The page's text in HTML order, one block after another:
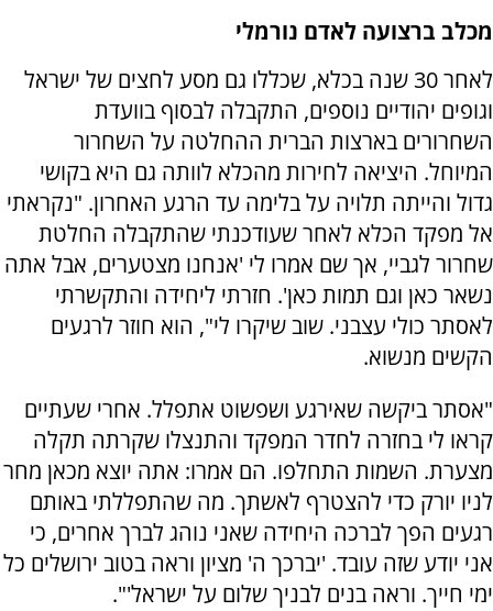
מכלב ברצועה לאדם נורמלי
לאחר 30 שנה בכלא, שכללו גם מסע לחצים של ישראל
וגופים יהודיים נוספים, התקבלה לבסוף בוועדת
השחרורים בארצות הברית ההחלטה על השחרור
המיוחל. היציאה לחירות מהכלא לוותה גם היא בקושי
גדול והייתה תלויה על בלימה עד הרגע האחרון. "נקראתי
אל מפקד הכלא לאחר שעודכנתי שהתקבלה החלטת
שחרור לגביי, אך שם אמרו לי 'אנחנו מצטערים, אבל אתה
נשאר כאן וגם תמות כאן'. חזרתי ליחידה והתקשרתי
לאסתר כולי עצבני. שוב שיקרו לי", הוא חוזר לרגעים
הקשים מנשוא.
"אסתר ביקשה שאירגע ושפשוט אתפלל. אחרי שעתיים
קראו לי בחזרה לחדר המפקד והתנצלו שקרתה תקלה
מצערת. השמות התחלפו. הם אמרו: אתה יוצא מכאן מחר
לניו יורק כדי להצטרף לאשתך. מה שהתפללתי באותם
רגעים הפך לברכה היחידה שאני נוהג לברך אחרים, כי
אני יודע שזה עובד. 'יברכך ה' מציון וראה בטוב ירושלים כל
ימי חייך. וראה בנים לבניך שלום על ישראל'".